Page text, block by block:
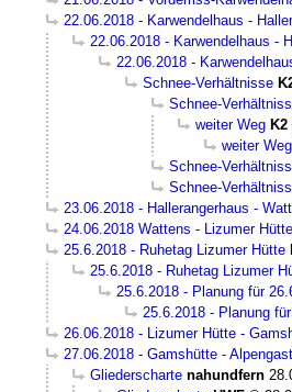
22.06.2018 - Karwendelhaus -
22.06.2018 - Karwendelhaus -
22.06.2018 -
Schnee-Verhältnisse
Schnee-
weiter Weg K2
weiter Weg
Schnee-
Schnee-
23.06.2018 - Hallerangerhaus -
24.06.2018 Wattens - Lizumer Hütte
25.6.2018 - Ruhetag Lizumer Hütte
25.6.2018 - Ruhetag Lizumer
25.6.2018 - Planung für
25.6.2018 - Planung für
26.06.2018 - Lizumer Hütte -
27.06.2018 - Gamshütte -
Gliederscharte nahundfern